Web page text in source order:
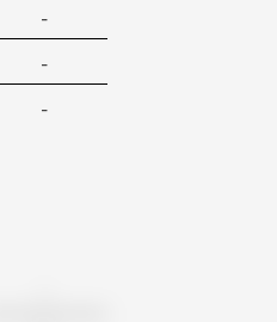
-
-
-